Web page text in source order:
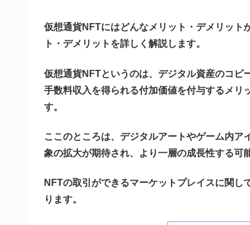
仮想通貨NFTにはどんなメリット・デメリット
ト・デメリットを詳しく解説します。
仮想通貨NFTというのは、デジタル資産のコピ
手数料収入を得られる付加価値を付与するメリ
す。
ここのところは、デジタルアートやゲーム内
象の拡大が期待され、より一層の成長性する可
NFTの取引ができるマーケットプレイスに関
ります。